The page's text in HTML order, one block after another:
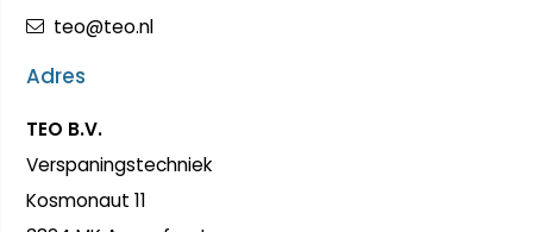
teo@teo.nl
Adres
TEO B.V.
Verspaningstechniek
Kosmonaut 11